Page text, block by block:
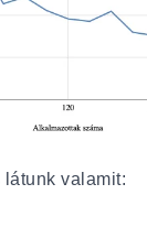
valamit: